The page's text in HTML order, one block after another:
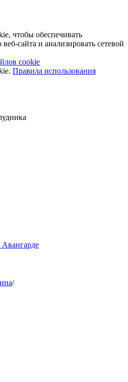
чтобы обеспечивать
сайта и анализировать сетевой
cookie
Правила использования
/